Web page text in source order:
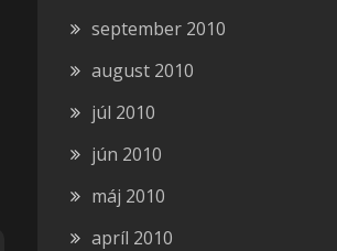
september 2010
august 2010
júl 2010
jún 2010
máj 2010
apríl 2010